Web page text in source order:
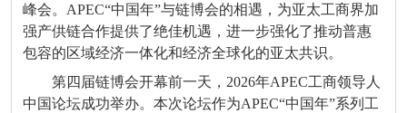
峰会。 APEC“中国年”与链博会的相遇，为亚太工商界加
强产供链合作提供了绝佳机遇，进一步强化了推动普惠
包容的区域经济一体化和经济全球化的亚太共识。
第四届链博会开幕前一天， 2026年APEC工商领导人
中国论坛成功举办。本次论坛作为APEC“中国年”系列工